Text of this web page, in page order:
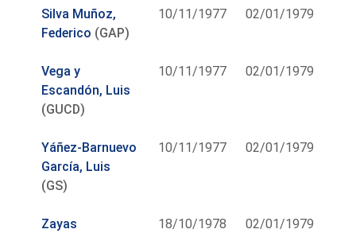
Silva Muñoz,
Federico (GAP)
10/11/1977 02/01/1979
Vega y
Escandón, Luis
(GUCD)
10/11/1977 02/01/1979
Yáñez-Barnuevo
García, Luis
(GS)
10/11/1977 02/01/1979
Zayas
18/10/1978 02/01/1979